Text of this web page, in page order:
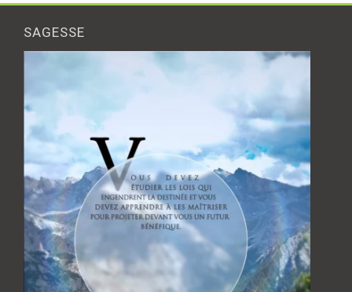
SAGESSE